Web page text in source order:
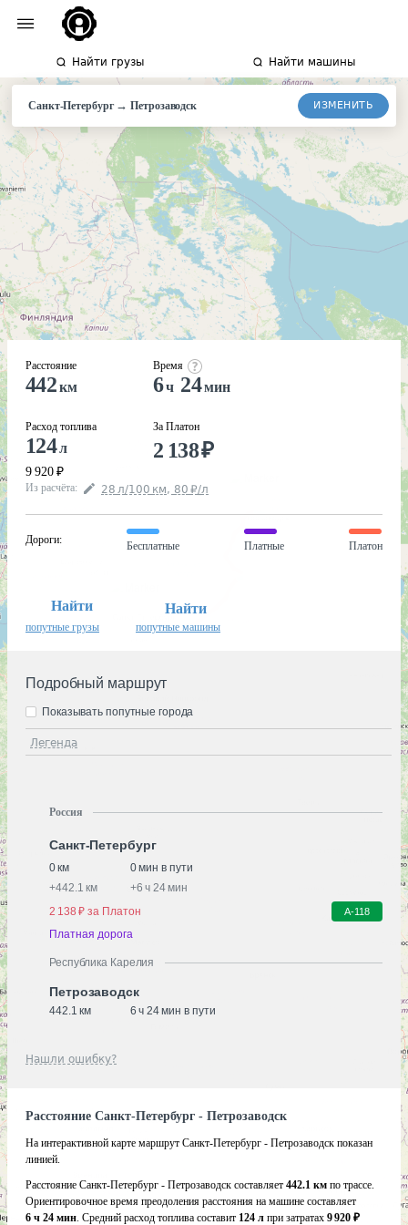
Найти грузы Найти машины
Санкт-Петербург→Петрозаводск ИЗМЕНИТЬ
Расстояние
442км
Расход топлива
124л
9 920 ₽
Время
6ч 24мин
За Платон
2 138₽
Из расчёта: 28 л/100 км, 80 ₽/л
Дороги:
Бесплатные Платные Платон
Найти
попутные грузы
Найти
попутные машины
Подробный маршрут
Легенда
Показывать попутные города
Россия
Санкт-Петербург
0 км
0 мин в пути
+442.1 км +6 ч 24 мин
2 138 ₽ за Платон
А-118
Платная дорога
Республика Карелия
Петрозаводск
442.1 км 6 ч 24 мин в пути
Нашли ошибку?
Расстояние Санкт-Петербург - Петрозаводск
На интерактивной карте маршрут Санкт-Петербург - Петрозаводск показан
линией.
Расстояние Санкт-Петербург - Петрозаводск составляет 442.1 км по трассе.
Ориентировочное время преодоления расстояния на машине составляет
6 ч 24 мин. Средний расход топлива составит 124 л при затратах 9 920 ₽